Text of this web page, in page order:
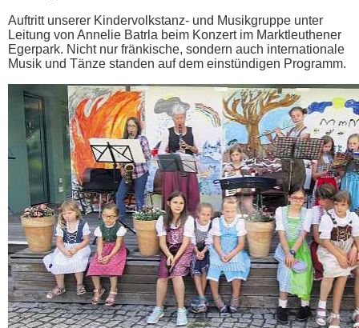
Auftritt unserer Kindervolkstanz- und Musikgruppe unter
Leitung von Annelie Batrla beim Konzert im Marktleuthener
Egerpark. Nicht nur fränkische, sondern auch internationale
Musik und Tänze standen auf dem einstündigen Programm.